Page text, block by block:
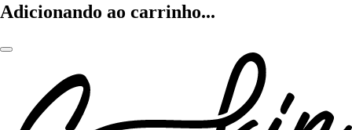
Adicionando ao carrinho...